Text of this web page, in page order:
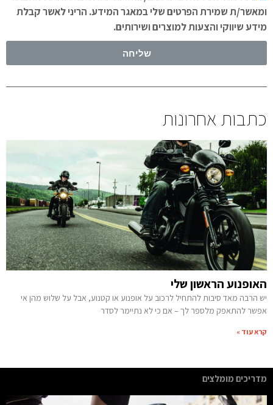
ומאשר/ת שמירת הפרטים שלי במאגר המידע. הריני לאשר קבלת
מידע שיווקי והצעות למוצרים ושירותים.
שליחה
כתבות אחרונות
האופנוע הראשון שלי
יש הרבה מאד סיבות להתחיל לרכוב על אופנוע או קטנוע, אבל על שלוש מהן אי
אפשר להתאפק מלספר לך – אם כי לא נתיימר לסדר
קרא עוד »
מדריכים מומלצים